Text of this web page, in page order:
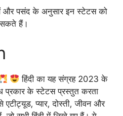
पसंद के अनुसार इन स्टेटस को
हैं।
हिंदी का यह संग्रह 2023 के
प्रकार के स्टेटस प्रस्तुत करता
एटीट्यूड, प्यार, दोस्ती, जीवन और